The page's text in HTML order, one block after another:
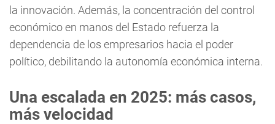
la innovación. Además, la concentración del control
económico en manos del Estado refuerza la
dependencia de los empresarios hacia el poder
político, debilitando la autonomía económica interna.
Una escalada en 2025: más casos,
más velocidad